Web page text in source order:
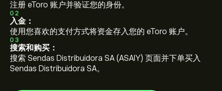
注册 eToro 账户并验证您的身份。
02
入金：
使用您喜欢的支付方式将资金存入您的 eToro 账户。
03
搜索和购买：
搜索 Sendas Distribuidora SA (ASAIY) 页面并下单买入
Sendas Distribuidora SA。